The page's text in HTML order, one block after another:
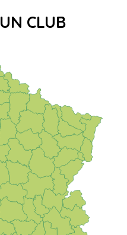
UN CLUB